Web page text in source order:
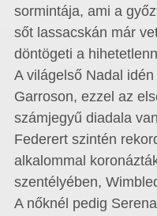
sormintája, ami a
sőt lassacskán már
döntögeti a
A világelső Nadal
Garroson, ezzel az
számjegyű diadala
Federert szintén
alkalommal
szentélyében,
A nőknél pedig